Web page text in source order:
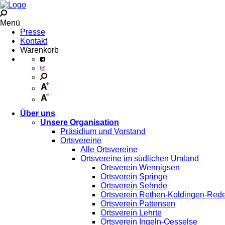
Menü
Presse
Kontakt
Warenkorb
Über uns
Unsere Organisation
Präsidium und Vorstand
Ortsvereine
Alle Ortsvereine
Ortsvereine im südlichen Umland
Ortsverein Wennigsen
Ortsverein Springe
Ortsverein Sehnde
Ortsverein Rethen-Koldingen-
Ortsverein Pattensen
Ortsverein Lehrte
Ortsverein Ingeln-Oesselse